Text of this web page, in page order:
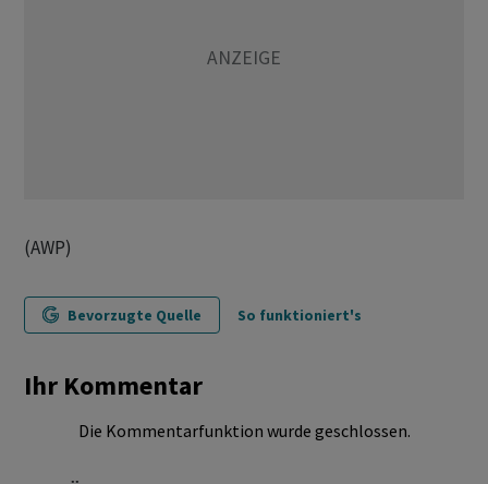
(AWP)
Bevorzugte Quelle So funktioniert's
Ihr Kommentar
Die Kommentarfunktion wurde geschlossen.